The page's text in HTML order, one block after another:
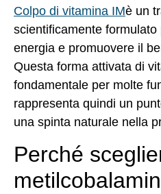
Colpo di vitamina IMè un
scientificamente
energia e promuovere il
Questa forma attivata di
fondamentale per molte
rappresenta quindi un
una spinta naturale nella
Perché